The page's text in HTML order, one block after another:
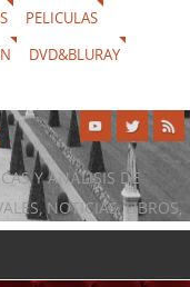
PELICULAS
DVD&BLURAY
Y ANÁLISIS DE
NOTICIAS, LIBROS,
LO QUE RODEA AL